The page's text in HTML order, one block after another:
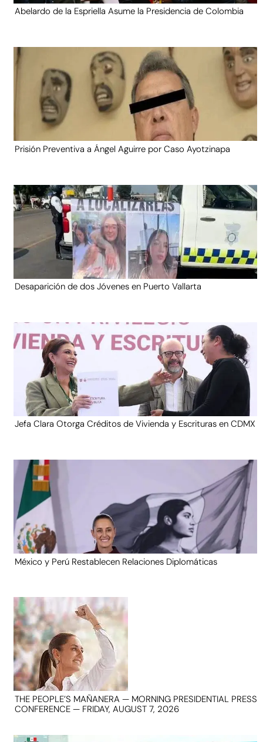
Abelardo de la Espriella Asume la Presidencia de Colombia
Prisión Preventiva a Ángel Aguirre por Caso Ayotzinapa
Desaparición de dos Jóvenes en Puerto Vallarta
Jefa Clara Otorga Créditos de Vivienda y Escrituras en CDMX
México y Perú Restablecen Relaciones Diplomáticas
THE PEOPLE’S MAÑANERA — MORNING PRESIDENTIAL PRESS
CONFERENCE — FRIDAY, AUGUST 7, 2026